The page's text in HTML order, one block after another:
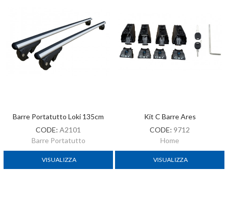
Barre Portatutto Loki 135cm
CODE: A2101
Barre Portatutto
VISUALIZZA
Kit C Barre Ares
CODE: 9712
Home
VISUALIZZA